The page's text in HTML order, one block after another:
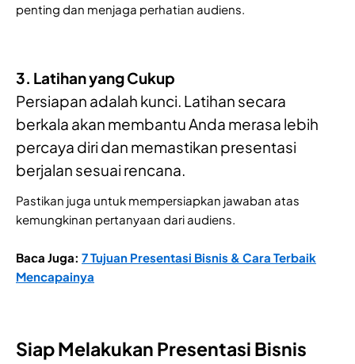
penting dan menjaga perhatian audiens.
3. Latihan yang Cukup
Persiapan adalah kunci. Latihan secara
berkala akan membantu Anda merasa lebih
percaya diri dan memastikan presentasi
berjalan sesuai rencana.
Pastikan juga untuk mempersiapkan jawaban atas
kemungkinan pertanyaan dari audiens.
Baca Juga: 7 Tujuan Presentasi Bisnis & Cara Terbaik
Mencapainya
Siap Melakukan Presentasi Bisnis